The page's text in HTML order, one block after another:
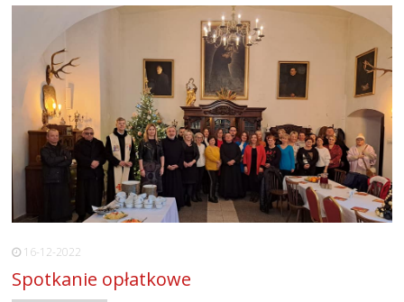
16-12-2022
Spotkanie opłatkowe